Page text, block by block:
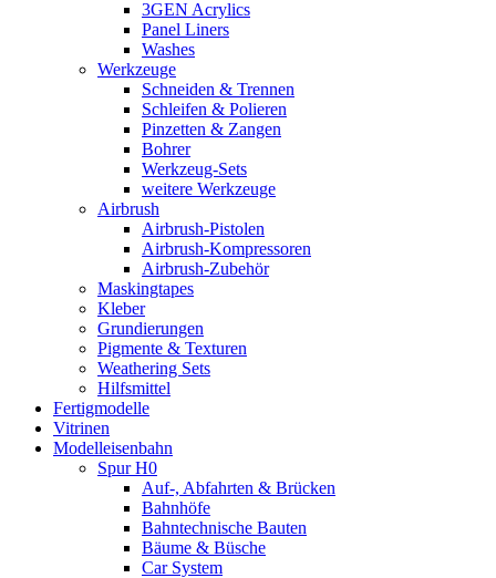
3GEN Acrylics
Panel Liners
Washes
Werkzeuge
Schneiden & Trennen
Schleifen & Polieren
Pinzetten & Zangen
Bohrer
Werkzeug-Sets
weitere Werkzeuge
Airbrush
Airbrush-Pistolen
Airbrush-Kompressoren
Airbrush-Zubehör
Maskingtapes
Kleber
Grundierungen
Pigmente & Texturen
Weathering Sets
Hilfsmittel
Fertigmodelle
Vitrinen
Modelleisenbahn
Spur H0
Auf-, Abfahrten & Brücken
Bahnhöfe
Bahntechnische Bauten
Bäume & Büsche
Car System